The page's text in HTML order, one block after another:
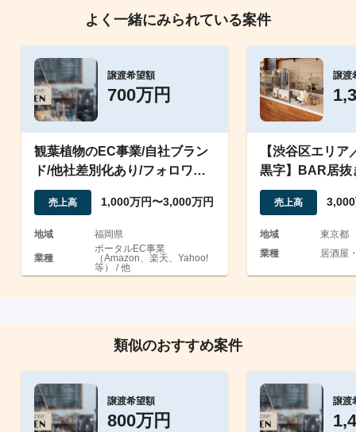
よく一緒にみられている案件
譲渡希望額
700万円
観葉植物のEC事業/自社ブラン
ド/他社差別化あり/フォロワー
多数
売上高 1,000万円〜3,000万円
地域 福岡県
業種
ポータルEC事業
（Amazon、楽天、Yahoo!
等） / 他
譲渡
【渋谷区エリ
黒字】BAR居抜
売上高
地域
東京都
業種
居酒屋
類似のおすすめ案件
譲渡希望額
800万円
譲渡